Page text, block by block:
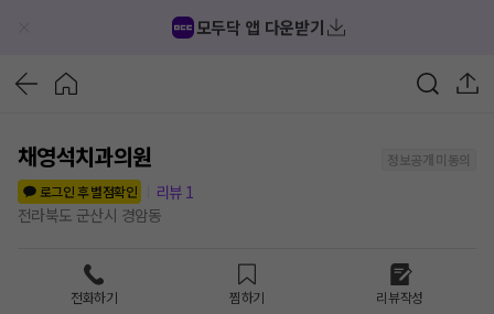
모두닥 앱 다운받기
채영석치과의원
정보공개 미동의
로그인 후 별점확인
리뷰 1
전라북도 군산시 경암동
전화하기 찜하기 리뷰작성